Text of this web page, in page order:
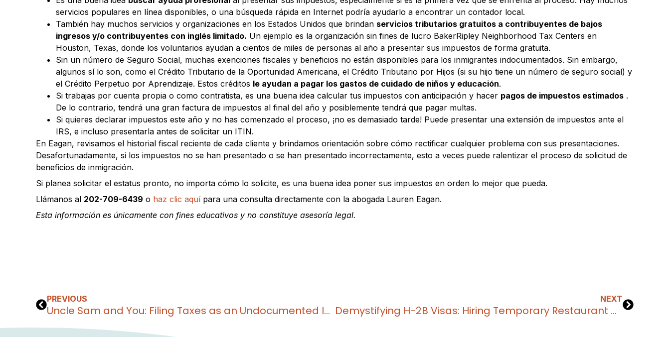
servicios populares en línea disponibles, o una búsqueda rápida en Internet podría ayudarlo a encontrar un contador local.
También hay muchos servicios y organizaciones en los Estados Unidos que brindan servicios tributarios gratuitos a contribuyentes de bajos
ingresos y/o contribuyentes con inglés limitado. Un ejemplo es la organización sin fines de lucro BakerRipley Neighborhood Tax Centers en
Houston, Texas, donde los voluntarios ayudan a cientos de miles de personas al año a presentar sus impuestos de forma gratuita.
Sin un número de Seguro Social, muchas exenciones fiscales y beneficios no están disponibles para los inmigrantes indocumentados. Sin embargo,
algunos sí lo son, como el Crédito Tributario de la Oportunidad Americana, el Crédito Tributario por Hijos (si su hijo tiene un número de seguro social) y
el Crédito Perpetuo por Aprendizaje. Estos créditos le ayudan a pagar los gastos de cuidado de niños y educación.
Si trabajas por cuenta propia o como contratista, es una buena idea calcular tus impuestos con anticipación y hacer pagos de impuestos estimados .
De lo contrario, tendrá una gran factura de impuestos al final del año y posiblemente tendrá que pagar multas.
Si quieres declarar impuestos este año y no has comenzado el proceso, ¡no es demasiado tarde! Puede presentar una extensión de impuestos ante el
IRS, e incluso presentarla antes de solicitar un ITIN.
En Eagan, revisamos el historial fiscal reciente de cada cliente y brindamos orientación sobre cómo rectificar cualquier problema con sus presentaciones.
Desafortunadamente, si los impuestos no se han presentado o se han presentado incorrectamente, esto a veces puede ralentizar el proceso de solicitud de
beneficios de inmigración.
Si planea solicitar el estatus pronto, no importa cómo lo solicite, es una buena idea poner sus impuestos en orden lo mejor que pueda.
Llámanos al 202-709-6439 o haz clic aquípara una consulta directamente con la abogada Lauren Eagan.
Esta información es únicamente con fines educativos y no constituye asesoría legal.
PREVIOUS
Uncle Sam and You: Filing Taxes as an Undocumented Immigrant
NEXT
Demystifying H-2B Visas: Hiring Temporary Restaurant Workers